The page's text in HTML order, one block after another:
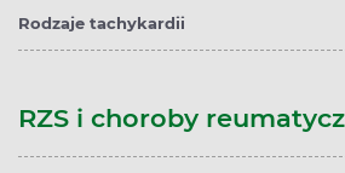
Rodzaje tachykardii
RZS i choroby